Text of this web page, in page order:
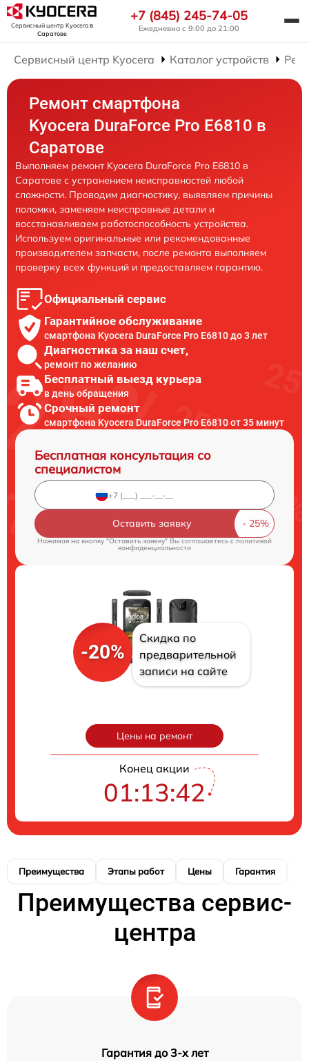
Сервисный центр Kyoceraв
Саратове
+7 (845) 245-74-05
Ежедневно с 9:00 до 21:00
Сервисный центр Kyocera Каталог устройств
Ремонт смартфона
Kyocera DuraForce Pro E6810 в
Саратове
Выполняем ремонт Kyocera DuraForce Pro E6810 в
Саратове с устранением неисправностей любой
сложности. Проводим диагностику, выявляем причины
поломки, заменяем неисправные детали и
восстанавливаем работоспособность устройства.
Используем оригинальные или рекомендованные
производителем запчасти, после ремонта выполняем
проверку всех функций и предоставляем гарантию.
Официальный сервис
Гарантийное обслуживание
смартфона Kyocera DuraForce Pro E6810 до 3 лет
Диагностика за наш счет,
ремонт по желанию
Бесплатный выезд курьера
в день обращения
Срочный ремонт
смартфона Kyocera DuraForce Pro E6810 от 35 минут
Бесплатная консультация со
специалистом
Оставить заявку
Нажимая на кнопку "Оставить заявку" Вы соглашаетесь c политикой
конфиденциальности
-20%
Скидка по
предварительной
записи на сайте
Цены на ремонт
Конец акции
01:13:41
Преимущества Этапы работ Цены Гарантия
Преимущества сервис-
центра
Гарантия до 3-х лет